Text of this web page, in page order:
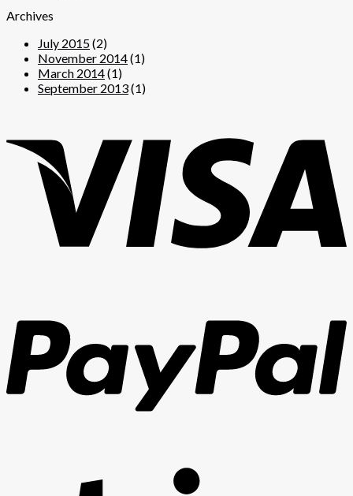
Archives
July 2015(2)
November 2014(1)
March 2014(1)
September 2013(1)